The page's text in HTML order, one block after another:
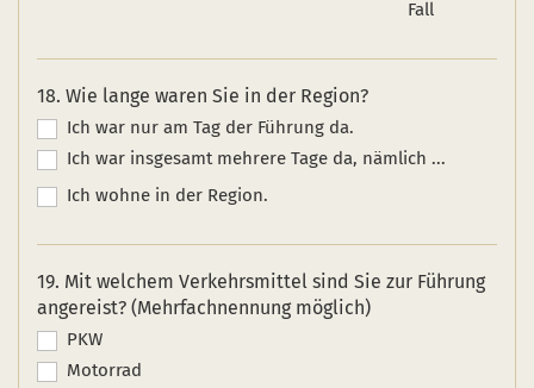
Fall
18. Wie lange waren Sie in der Region?
Ich war nur am Tag der Führung da.
Ich war insgesamt mehrere Tage da, nämlich ...
Ich wohne in der Region.
19. Mit welchem Verkehrsmittel sind Sie zur Führung
angereist? (Mehrfachnennung möglich)
PKW
Motorrad